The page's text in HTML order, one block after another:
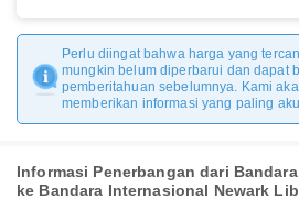
Perlu diingat bahwa harga yang
mungkin belum diperbarui dan dapat
pemberitahuan sebelumnya. Kami
memberikan informasi yang paling
Informasi Penerbangan dari
ke Bandara Internasional Newark